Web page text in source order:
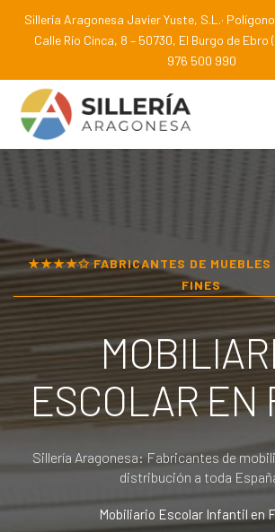
Sillería Aragonesa Javier Yuste, S.L.·
Calle Río Cinca, 8 – 50730, El Burgo de Ebro
976 500 990
★★★★✩ FABRICANTES DE MUEBLES
FINES
ESCOLAR EN
Sillería Aragonesa: Fabricantes de
distribución a toda
Mobiliario Escolar Infantil en